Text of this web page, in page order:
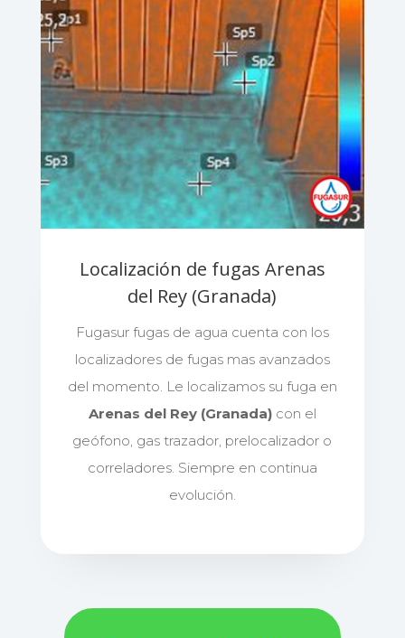
Localización de fugas Arenas
del Rey (Granada)
Fugasur fugas de agua cuenta con los
localizadores de fugas mas avanzados
del momento. Le localizamos su fuga en
Arenas del Rey (Granada)con el
geófono, gas trazador, prelocalizador o
correladores. Siempre en continua
evolución.